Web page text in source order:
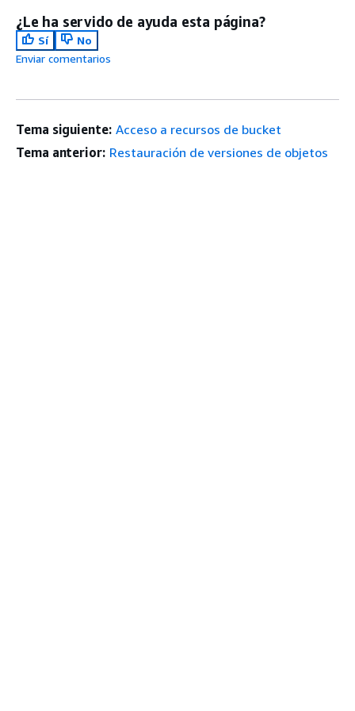
¿Le ha servido de ayuda esta página?
Sí
No
Enviar comentarios
Tema siguiente: Acceso a recursos de bucket
Tema anterior: Restauración de versiones de objetos